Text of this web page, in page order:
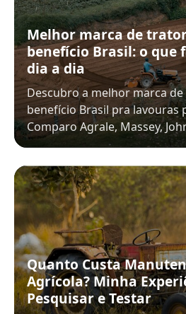
Melhor marca de
benefício Brasil: o que
dia a dia
Descubro a melhor marca
benefício Brasil pra lavouras
Comparo Agrale, Massey,
Quanto Custa
Agrícola? Minha
Pesquisar e Testar